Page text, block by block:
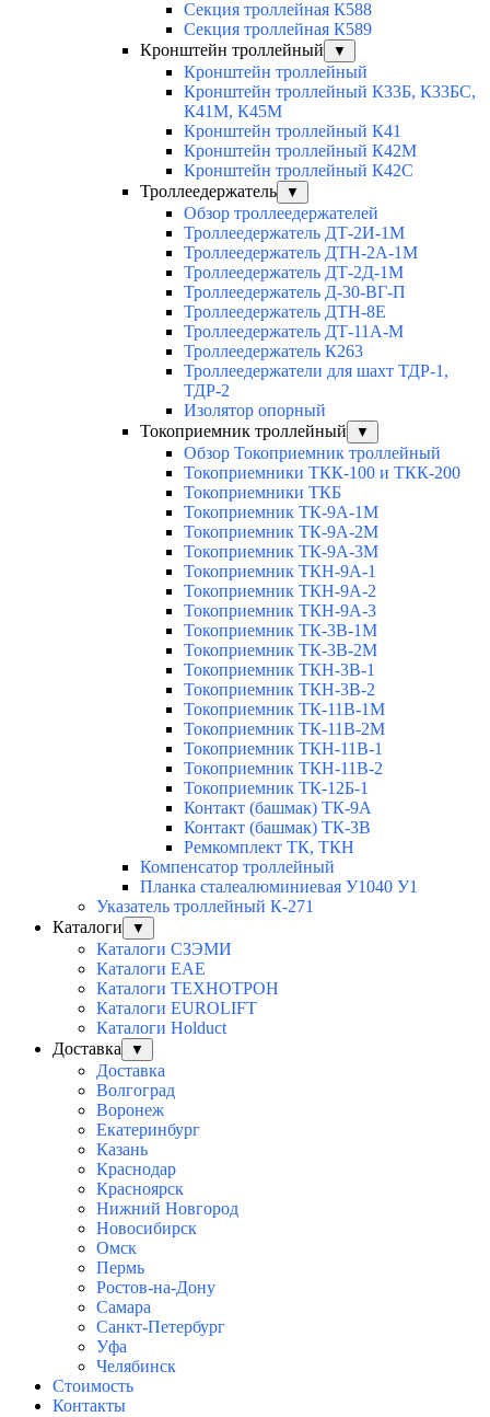
Секция троллейная К588
Секция троллейная К589
Кронштейн троллейный
▼
Кронштейн троллейный
Кронштейн троллейный К33Б, К33БС,
К41М, К45М
Кронштейн троллейный К41
Кронштейн троллейный К42М
Кронштейн троллейный К42С
Троллеедержатель
▼
Обзор троллеедержателей
Троллеедержатель ДТ-2И-1М
Троллеедержатель ДТН-2А-1М
Троллеедержатель ДТ-2Д-1М
Троллеедержатель Д-30-ВГ-П
Троллеедержатель ДТН-8Е
Троллеедержатель ДТ-11А-М
Троллеедержатель К263
Троллеедержатели для шахт ТДР-1,
ТДР-2
Изолятор опорный
Токоприемник троллейный
▼
Обзор Токоприемник троллейный
Токоприемники ТКК-100 и ТКК-200
Токоприемники ТКБ
Токоприемник ТК-9А-1М
Токоприемник ТК-9А-2М
Токоприемник ТК-9А-3М
Токоприемник ТКН-9А-1
Токоприемник ТКН-9А-2
Токоприемник ТКН-9А-3
Токоприемник ТК-3В-1М
Токоприемник ТК-3В-2М
Токоприемник ТКН-3В-1
Токоприемник ТКН-3В-2
Токоприемник ТК-11В-1М
Токоприемник ТК-11В-2М
Токоприемник ТКН-11В-1
Токоприемник ТКН-11В-2
Токоприемник ТК-12Б-1
Контакт (башмак) ТК-9А
Контакт (башмак) ТК-3В
Ремкомплект ТК, ТКН
Компенсатор троллейный
Планка сталеалюминиевая У1040 У1
Указатель троллейный К-271
Каталоги
▼
Каталоги СЗЭМИ
Каталоги EAE
Каталоги ТЕХНОТРОН
Каталоги EUROLIFT
Каталоги Holduct
Доставка
▼
Доставка
Волгоград
Воронеж
Екатеринбург
Казань
Краснодар
Красноярск
Нижний Новгород
Новосибирск
Омск
Пермь
Ростов-на-Дону
Самара
Санкт-Петербург
Уфа
Челябинск
Стоимость
Контакты